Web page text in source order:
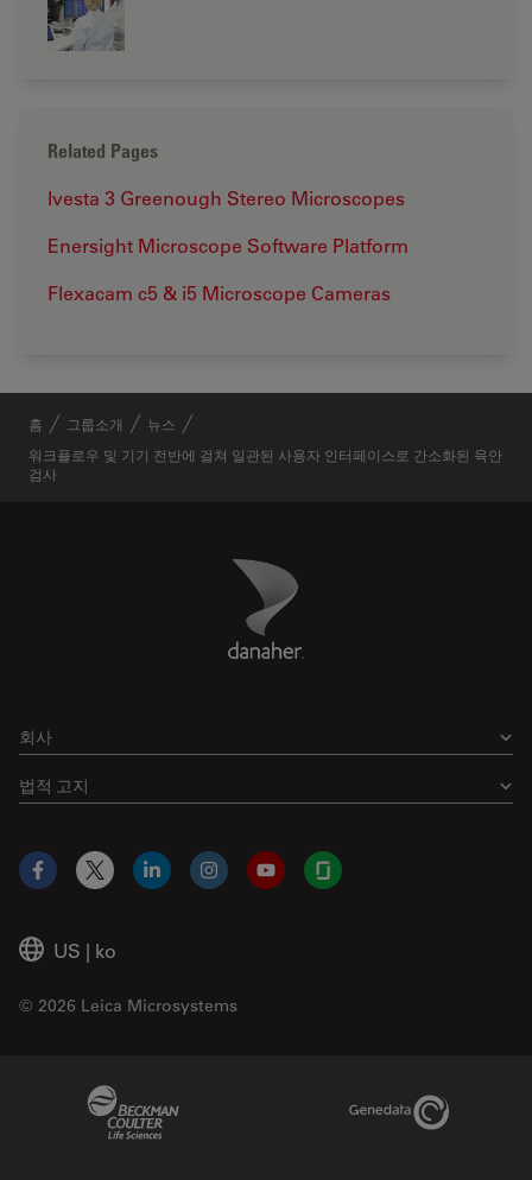
Related Pages
Ivesta 3 Greenough Stereo Microscopes
Enersight Microscope Software Platform
Flexacam c5 & i5 Microscope Cameras
홈 그룹소개
뉴스
워크플로우 및 기기 전반에 걸쳐 일관된 사용자 인터페이스로 간소화된 육안
검사
Danaher Logo
회사
법적 고지
US | ko
© 2026 Leica Microsystems
Facebook
X LinkedInInstagramYouTubeGlassdoor
Genedata Link